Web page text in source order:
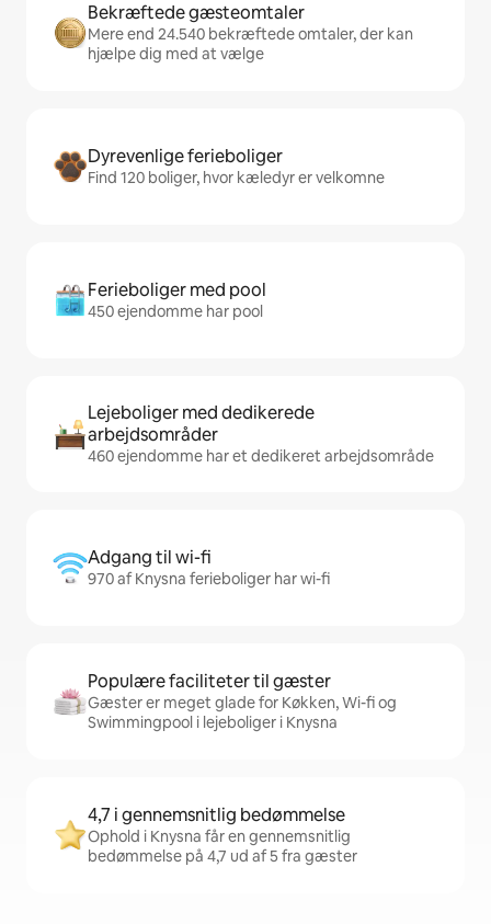
Bekræftede gæsteomtaler
Mere end 24.540 bekræftede omtaler, der kan
hjælpe dig med at vælge
Dyrevenlige ferieboliger
Find 120 boliger, hvor kæledyr er velkomne
Ferieboliger med pool
450 ejendomme har pool
Lejeboliger med dedikerede
arbejdsområder
460 ejendomme har et dedikeret arbejdsområde
Adgang til wi-fi
970 af Knysna ferieboliger har wi-fi
Populære faciliteter til gæster
Gæster er meget glade for Køkken, Wi-fi og
Swimmingpool i lejeboliger i Knysna
4,7 i gennemsnitlig bedømmelse
Ophold i Knysna får en gennemsnitlig
bedømmelse på 4,7 ud af 5 fra gæster